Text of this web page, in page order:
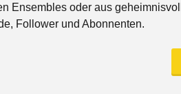
Ensembles oder aus
Follower und Abonnenten.